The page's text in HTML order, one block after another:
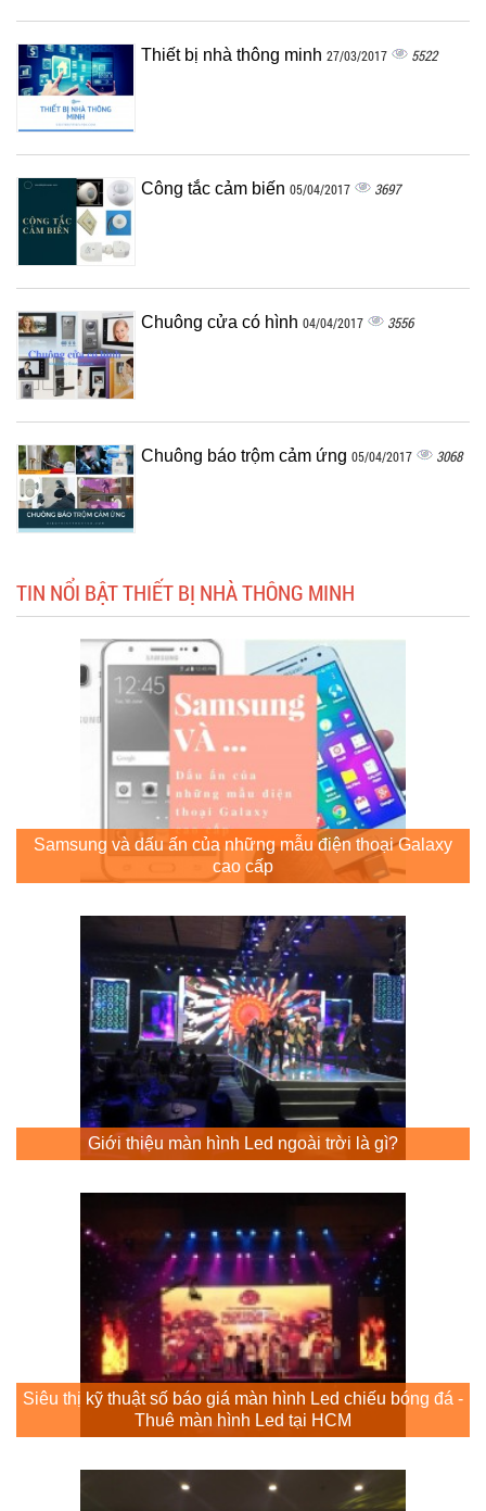
Thiết bị nhà thông minh 27/03/2017 5522
Công tắc cảm biến 05/04/2017 3697
Chuông cửa có hình 04/04/2017 3556
Chuông báo trộm cảm ứng 05/04/2017 3068
TIN NỔI BẬT THIẾT BỊ NHÀ THÔNG MINH
Samsung và dấu ấn của những mẫu điện thoại Galaxy
cao cấp
Giới thiệu màn hình Led ngoài trời là gì?
Siêu thị kỹ thuật số báo giá màn hình Led chiếu bóng đá -
Thuê màn hình Led tại HCM